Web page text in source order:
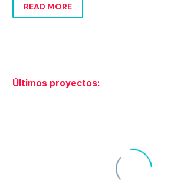
READ MORE
Últimos proyectos: